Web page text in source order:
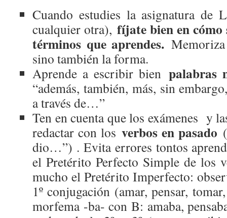
Cuando estudies la asignatura de
cualquier otra), fíjate bien en cómo
términos que aprendes.
sino también la forma.
Aprende a escribir bien palabras
“además, también, más, sin
a través de…”
Ten en cuenta que los exámenes y
redactar con los verbos en pasado
dio…”) . Evita errores tontos
el Pretérito Perfecto Simple de los
mucho el Pretérito Imperfecto:
1º conjugación (amar, pensar,
morfema -ba- con B: amaba,